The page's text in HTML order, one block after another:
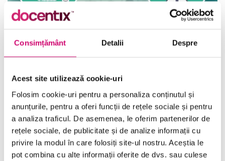
Consimțământ Detalii Despre
Acest site utilizează cookie-uri
Folosim cookie-uri pentru a personaliza conținutul și
anunțurile, pentru a oferi funcții de rețele sociale și pentru
a analiza traficul. De asemenea, le oferim partenerilor de
rețele sociale, de publicitate și de analize informații cu
privire la modul în care folosiți site-ul nostru. Aceștia le
pot combina cu alte informații oferite de dvs. sau culese
serviciu (PaaS)
16 minute Toate Nivelele
Vezi Detalii